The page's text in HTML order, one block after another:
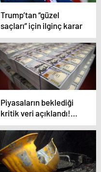
Trump’tan “güzel
saçları” için ilginç karar
Piyasaların beklediği
kritik veri açıklandı!
Beklenen olmadı